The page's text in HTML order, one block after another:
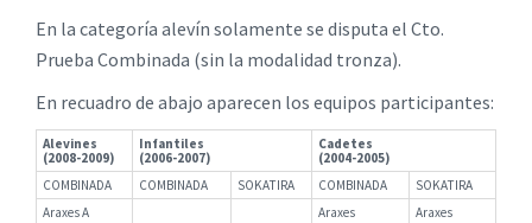
En la categoría alevín solamente se disputa el Cto.
Prueba Combinada (sin la modalidad tronza).
En recuadro de abajo aparecen los equipos participantes:
Alevines
(2008-2009)
Infantiles
(2006-2007)
Cadetes
(2004-2005)
COMBINADA
COMBINADA SOKATIRA COMBINADA
SOKATIRA
Araxes A
Araxes
Araxes